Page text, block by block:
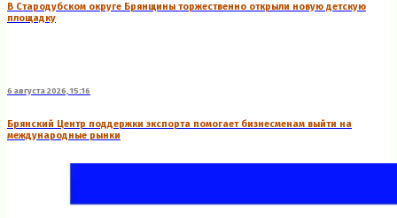
В Стародубском округе Брянщины торжественно открыли новую детскую
площадку
6 августа 2026, 15:16
Брянский Центр поддержки экспорта помогает бизнесменам выйти на
международные рынки